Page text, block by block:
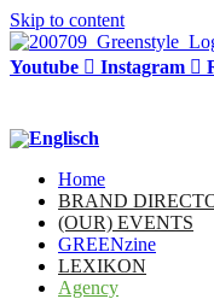
Skip to content
Youtube Instagram
Home
BRAND
(OUR) EVENTS
GREENzine
LEXIKON
Agency